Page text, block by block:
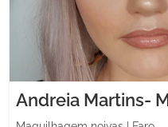
Andreia Martins-